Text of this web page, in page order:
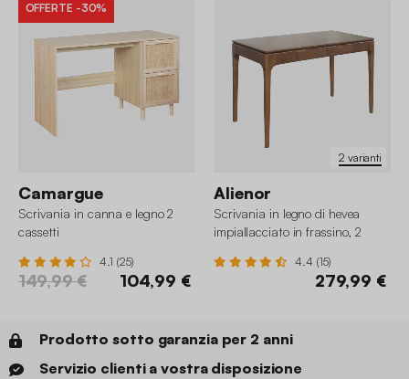
OFFERTE -30%
Camargue
Scrivania in canna e legno 2
cassetti
4.1 (25)
149,99 € 104,99 €
2 varianti
Alienor
Scrivania in legno di hevea
impiallacciato in frassino, 2
4.4 (15)
279,99 €
Prodotto sotto garanzia per 2 anni
Servizio clienti a vostra disposizione